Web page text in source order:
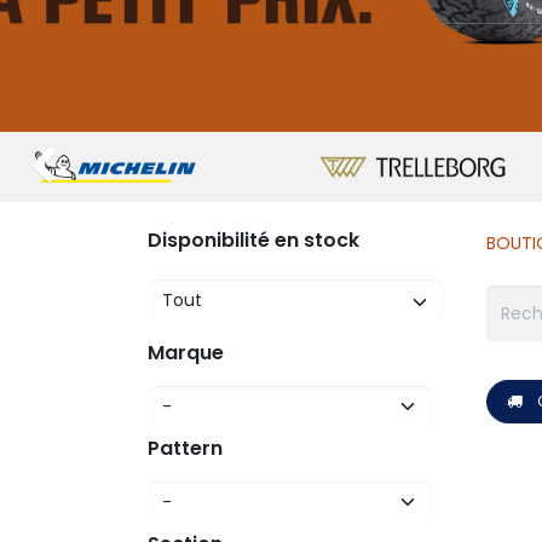
Précédent
Disponibilité en stock
Marque
Pattern